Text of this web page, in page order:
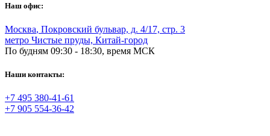
Наш офис:
Москва, Покровский бульвар, д. 4/17, стр. 3
метро Чистые пруды, Китай-город
По будням 09:30 - 18:30, время МСК
Наши контакты:
+7 495 380-41-61
+7 905 554-36-42